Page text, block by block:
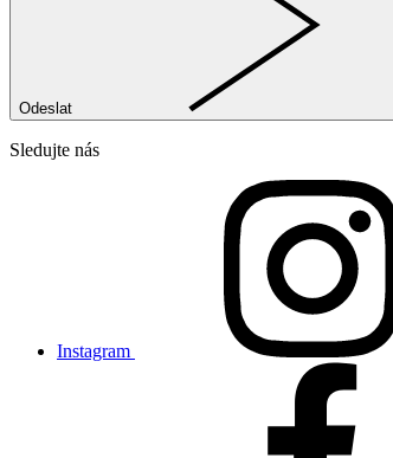
Odeslat
Sledujte nás
Instagram